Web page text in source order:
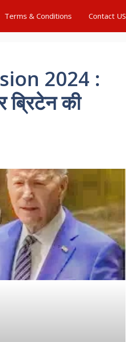
Terms & Conditions Contact US
2024 :
ब्रिटेन की